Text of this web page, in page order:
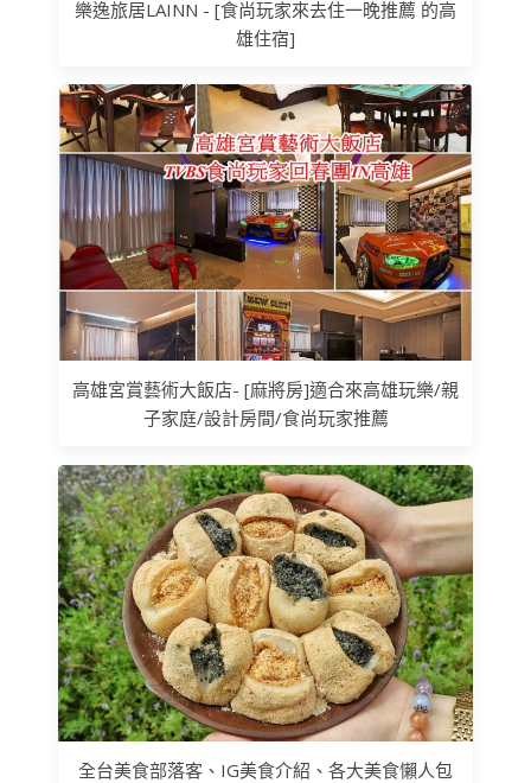
樂逸旅居LAINN - [食尚玩家來去住一晚推薦 的高
雄住宿]
高雄宮賞藝術大飯店- [麻將房]適合來高雄玩樂/親
子家庭/設計房間/食尚玩家推薦
全台美食部落客、IG美食介紹、各大美食懶人包